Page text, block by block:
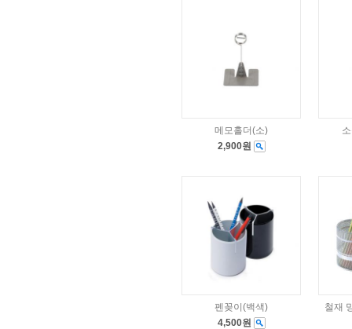
메모홀더(소)
2,900원
펜꽂이(백색)
4,500원
철재